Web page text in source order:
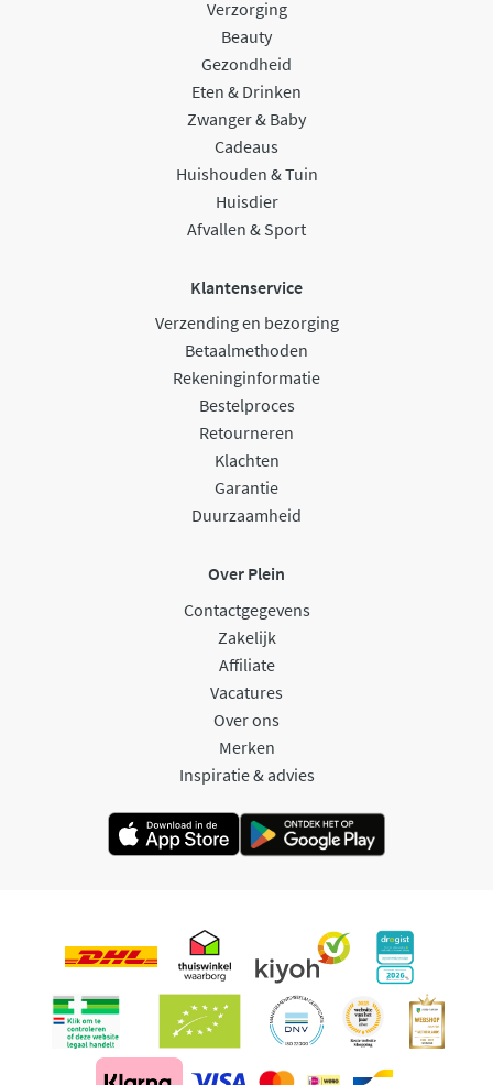
Verzorging
Beauty
Gezondheid
Eten & Drinken
Zwanger & Baby
Cadeaus
Huishouden & Tuin
Huisdier
Afvallen & Sport
Klantenservice
Verzending en bezorging
Betaalmethoden
Rekeninginformatie
Bestelproces
Retourneren
Klachten
Garantie
Duurzaamheid
Over Plein
Contactgegevens
Zakelijk
Affiliate
Vacatures
Over ons
Merken
Inspiratie & advies